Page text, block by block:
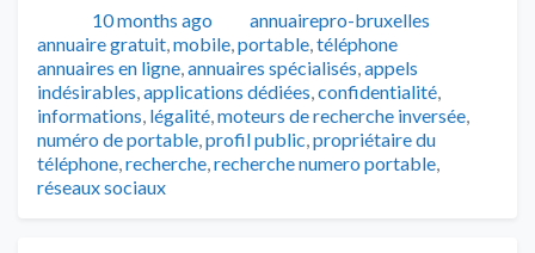
Publié10 months ago Auteur
annuairepro-bruxelles
annuaire gratuit,mobile,portable,téléphone
annuaires en ligne,annuaires spécialisés,appels
indésirables,applications dédiées,confidentialité,
informations, légalité,moteurs de recherche inversée,
numéro de portable,profil public,propriétaire du
téléphone,recherche,recherche numero portable,
réseaux sociaux